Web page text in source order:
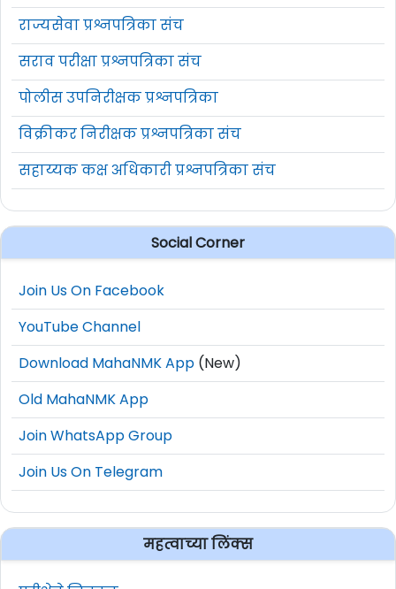
राज्यसेवा प्रश्नपत्रिका संच
सराव परीक्षा प्रश्नपत्रिका संच
पोलीस उपनिरीक्षक प्रश्नपत्रिका
विक्रीकर निरीक्षक प्रश्नपत्रिका संच
सहाय्यक कक्ष अधिकारी प्रश्नपत्रिका संच
Social Corner
Join Us On Facebook
YouTube Channel
Download MahaNMK App (New)
Old MahaNMK App
Join WhatsApp Group
Join Us On Telegram
महत्वाच्या लिंक्स